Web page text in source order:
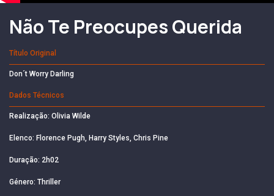
Não Te Preocupes Querida
Título Original
Don´t Worry Darling
Dados Técnicos
Realização: Olivia Wilde
Elenco: Florence Pugh, Harry Styles, Chris Pine
Duração: 2h02
Género: Thriller